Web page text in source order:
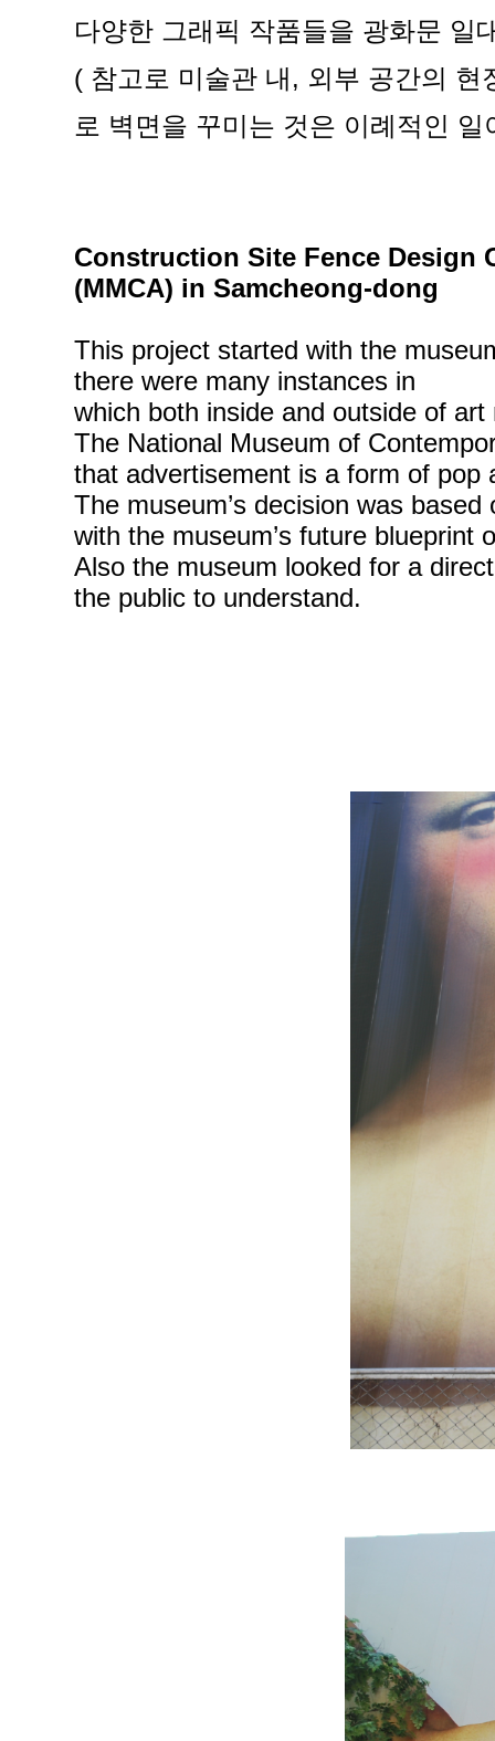
다양한 그래픽 작품들을 광화문 일
( 참고로 미술관 내, 외부 공간의
로 벽면을 꾸미는 것은 이례적인 일
Construction Site Fence Design
(MMCA) in Samcheong-dong
This project started with the
there were many instances in
which both inside and outside of
The National Museum of
that advertisement is a form of pop
The museum’s decision was
with the museum’s future blueprint
Also the museum looked for a
the public to understand.